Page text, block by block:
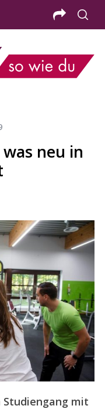
neu in
Studiengang mit